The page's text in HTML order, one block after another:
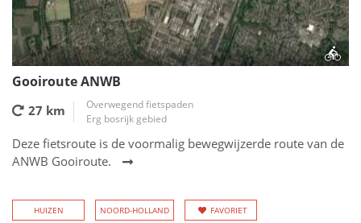
Gooiroute ANWB
27 km
Overwegend fietspaden
Erg bosrijk gebied
Deze fietsroute is de voormalig bewegwijzerde route van de
ANWB Gooiroute.
HUIZEN NOORD-HOLLAND FAVORIET